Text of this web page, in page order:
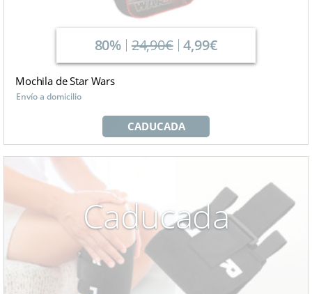
80% 24,90€ 4,99€
Mochila de Star Wars
Envío a domicilio
CADUCADA
Caducada